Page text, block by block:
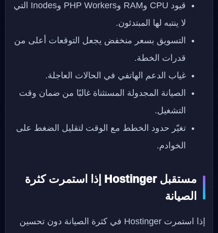
قيود CPU وRAM وPHP Workers وInodes التي
لا ينتبه لها المبتدئون.
التسويق بسعر منخفض يجعل التوقعات أعلى من
قدرات الخطة.
غياب الدعم الهاتفي في الحالات العاجلة.
الصيانة المجدولة المستثناة غالبًا من ضمان وقت
التشغيل.
تغيّر حدود الخطط مع الوقت لتقليل الضغط على
الخوادم.
مستقبل Hostinger إذا استمرت كثرة
الصيانة
إذا استمرت Hostinger في كثرة الصيانة دون تحسين